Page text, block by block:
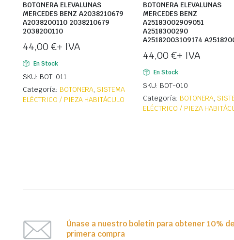
BOTONERA ELEVALUNAS
MERCEDES BENZ A2038210679
A2038200110 2038210679
2038200110
44,00 €+ IVA
En Stock
SKU: BOT-011
Categoría: BOTONERA,SISTEMA
ELÉCTRICO / PIEZA HABITÁCULO
BOTONERA ELEVALUNAS
MERCEDES BENZ
A25183002909051
A2518300290
A25182003109174
44,00 €+ IVA
En Stock
SKU: BOT-010
Categoría: BOTONERA,
ELÉCTRICO / PIEZA
Únase a nuestro boletín para obtener 10%
primera compra